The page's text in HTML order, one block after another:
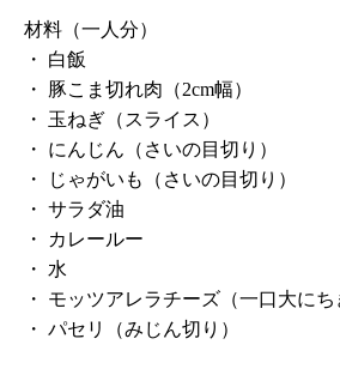
材料（一人分）
・
白飯
・
豚こま切れ肉（2cm幅）
・
玉ねぎ（スライス）
・
にんじん（さいの目切り）
・
じゃがいも（さいの目切り）
・ サラダ油
・
カレールー
・
水
・
モッツアレラチーズ（一口大にち
・ パセリ（みじん切り）